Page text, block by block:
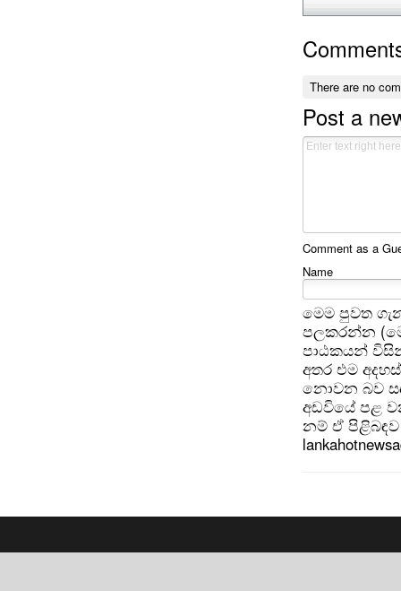
There are no
Post a
Comment as a
Name
මෙම පුවත
පලකරන්න
පාඨකයන්
අතර එම
නොවන බව
අඩවියේ පළ
නම් ඒ පිළිබඳව